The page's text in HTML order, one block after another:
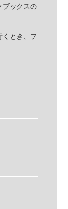
ブックスの
くとき、フ